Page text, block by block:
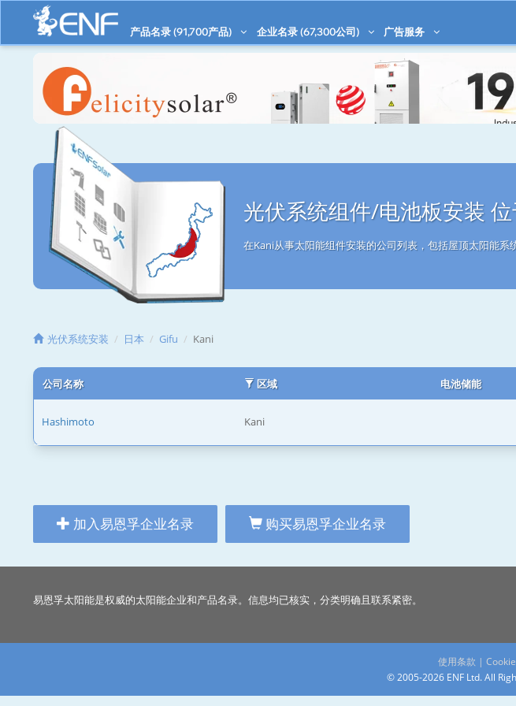
产品名录 (91,700产品) 企业名录 (67,300公司) 广告服务
光伏系统组件/电池板安装
在Kani从事太阳能组件安装的公司列表，包括屋顶太阳能系
光伏系统安装 日本 Gifu Kani
公司名称 区域 电池储能
Hashimoto Kani
加入易恩孚企业名录 购买易恩孚企业名录
易恩孚太阳能是权威的太阳能企业和产品名录。信息均已核实，分类明确且联系紧密。
使用条款 |
© 2005-2026 ENF Ltd. All